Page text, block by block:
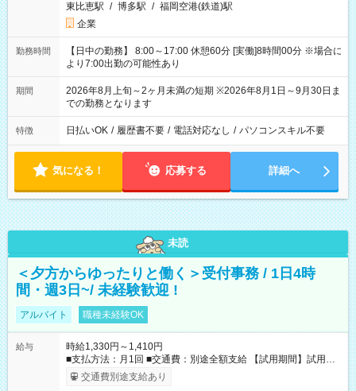
東比恵駅 / 博多駅 / 福岡空港(鉄道)駅
企業
勤務時間
【日中の勤務】 8:00～17:00 休憩60分 [実働]8時間00分 ※場合に
より7:00出勤の可能性あり
期間
2026年8月上旬～2ヶ月未満の短期 ※2026年8月1日～9月30日ま
での勤務となります
特徴 日払いOK / 履歴書不要 / 電話対応なし / パソコンスキル不要
気になる！ 応募する 詳細へ
未読
＜夕方からゆったりと働く＞受付事務 / 1日4時
間・週3日~/ 未経験歓迎 !
アルバイト 職種未経験OK
給与
時給1,330円～1,410円
■支払方法：月1回 ■交通費：別途全額支給 【試用期間】試用期
間あり 試用期間の長さ：6ヶ月 雇用形態、給与は本採用時と同
じです。
交通費別途支給あり